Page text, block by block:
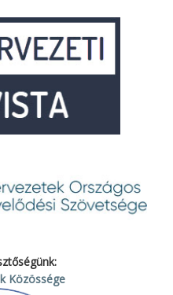
Közössége